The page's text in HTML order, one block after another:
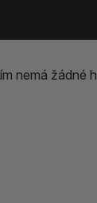
nemá žádné